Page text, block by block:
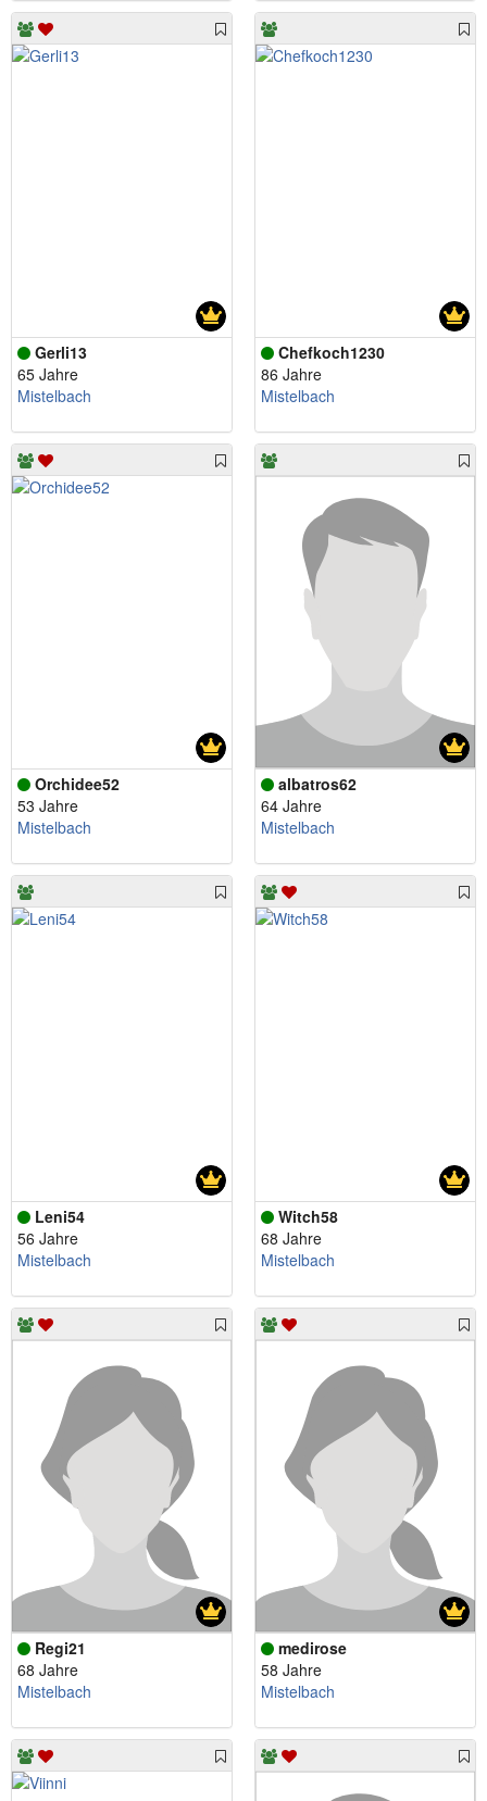
Gerli13
65 Jahre
Mistelbach
Chefkoch1230
86 Jahre
Mistelbach
Orchidee52
53 Jahre
Mistelbach
albatros62
64 Jahre
Mistelbach
Leni54
56 Jahre
Mistelbach
Witch58
68 Jahre
Mistelbach
Regi21
68 Jahre
Mistelbach
medirose
58 Jahre
Mistelbach